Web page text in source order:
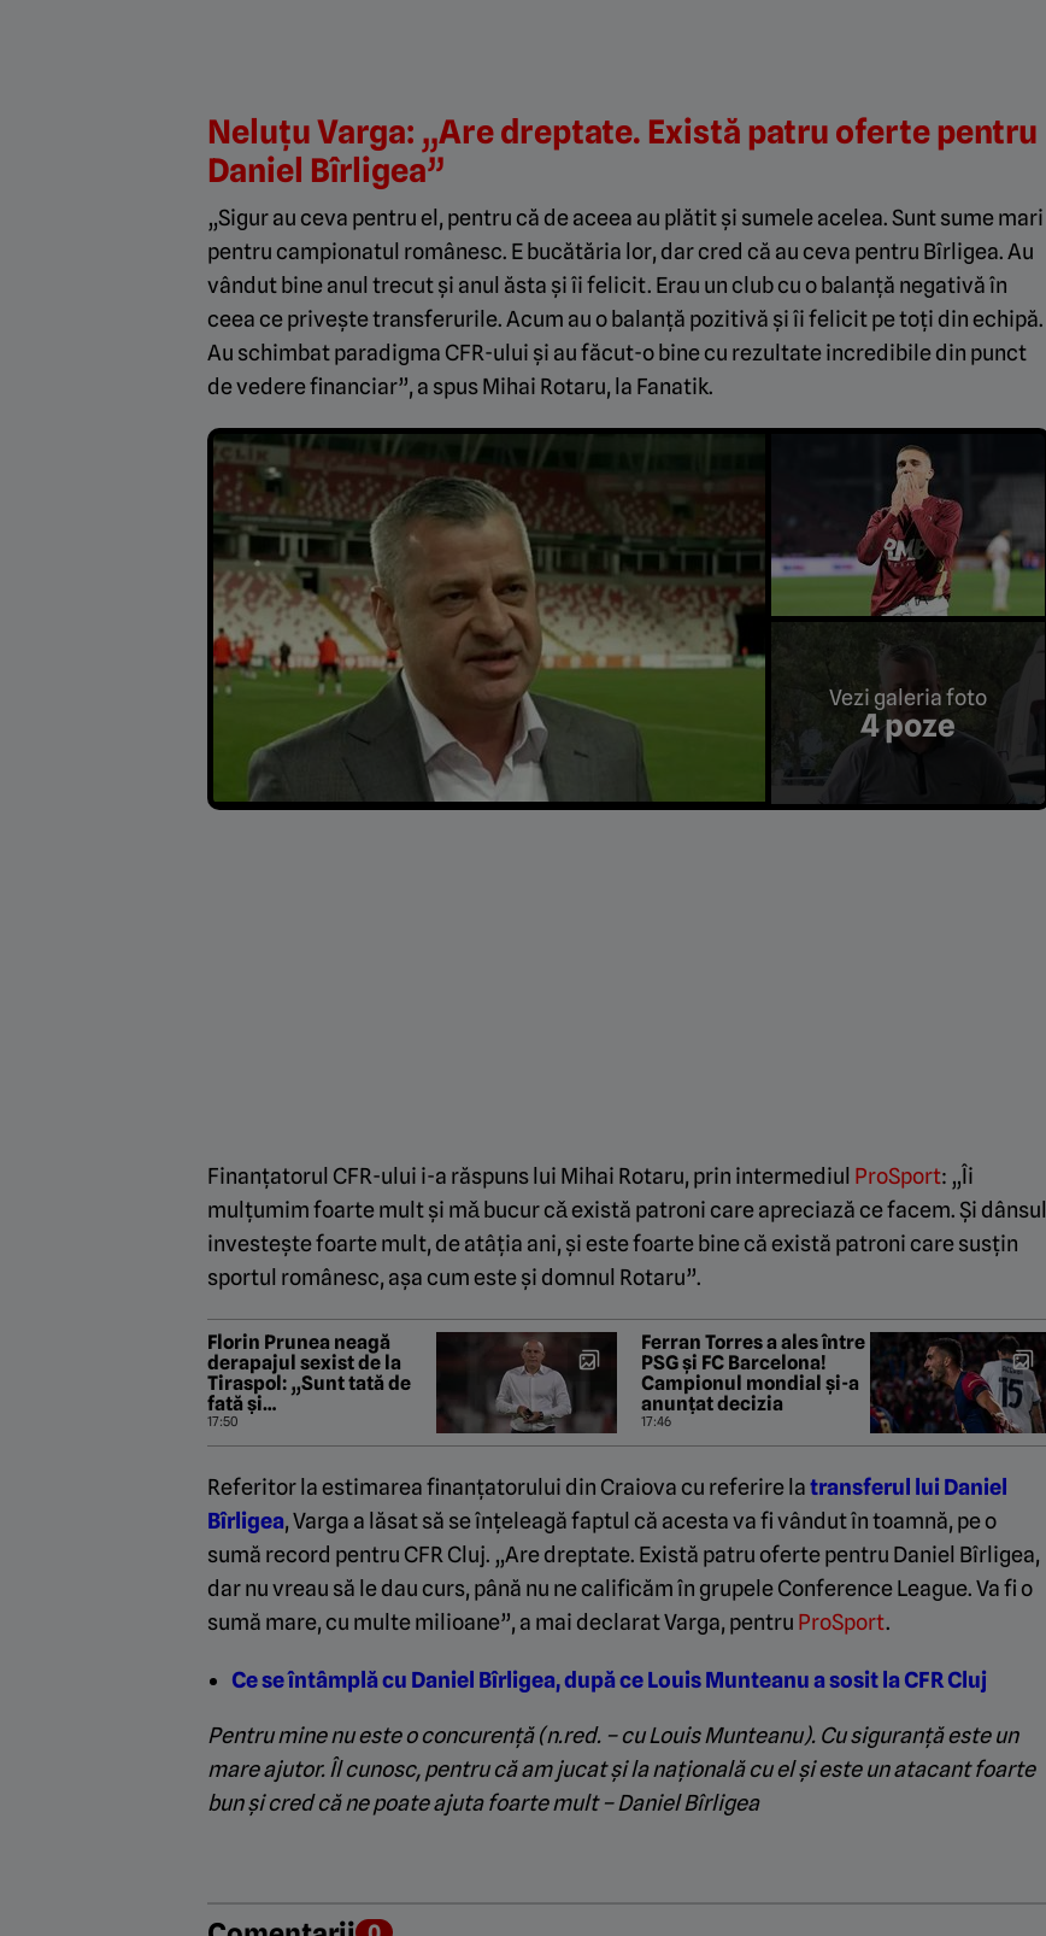
Neluțu Varga: „Are dreptate. Există patru oferte pentru
Daniel Bîrligea”
„Sigur au ceva pentru el, pentru că de aceea au plătit și sumele acelea. Sunt sume mari
pentru campionatul românesc. E bucătăria lor, dar cred că au ceva pentru Bîrligea. Au
vândut bine anul trecut și anul ăsta și îi felicit. Erau un club cu o balanță negativă în
ceea ce privește transferurile. Acum au o balanță pozitivă și îi felicit pe toți din echipă.
Au schimbat paradigma CFR-ului și au făcut-o bine cu rezultate incredibile din punct
de vedere financiar”, a spus Mihai Rotaru, la Fanatik.
Vezi galeria foto
4 poze
Finanțatorul CFR-ului i-a răspuns lui Mihai Rotaru, prin intermediul ProSport: „Îi
mulțumim foarte mult şi mǎ bucur cǎ există patroni care apreciază ce facem. Și dânsul
investește foarte mult, de atâția ani, și este foarte bine că există patroni care susțin
sportul românesc, așa cum este și domnul Rotaru”.
Florin Prunea neagă
derapajul sexist de la
Tiraspol: „Sunt tată de
fată și…
17:50
Ferran Torres a ales între
PSG și FC Barcelona!
Campionul mondial și-a
anunțat decizia
17:46
Referitor la estimarea finanțatorului din Craiova cu referire latransferul lui Daniel
Bîrligea, Varga a lăsat să se înțeleagă faptul că acesta va fi vândut în toamnă, pe o
sumă record pentru CFR Cluj. „Are dreptate. Există patru oferte pentru Daniel Bîrligea,
dar nu vreau să le dau curs, până nu ne calificăm în grupele Conference League. Va fi o
sumă mare, cu multe milioane”, a mai declarat Varga, pentru ProSport.
Ce se întâmplă cu Daniel Bîrligea, după ce Louis Munteanu a sosit la CFR Cluj
Pentru mine nu este o concurență (n.red. – cu Louis Munteanu). Cu siguranță este un
mare ajutor. Îl cunosc, pentru că am jucat și la națională cu el și este un atacant foarte
bun și cred că ne poate ajuta foarte mult – Daniel Bîrligea